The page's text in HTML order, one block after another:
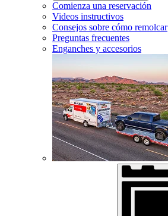
Comienza una reservación
Videos instructivos
Consejos sobre cómo remolcar
Preguntas frecuentes
Enganches y accesorios